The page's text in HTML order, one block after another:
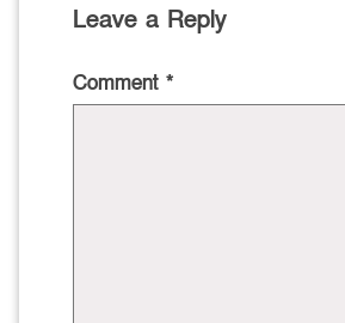
Leave a Reply
Comment *